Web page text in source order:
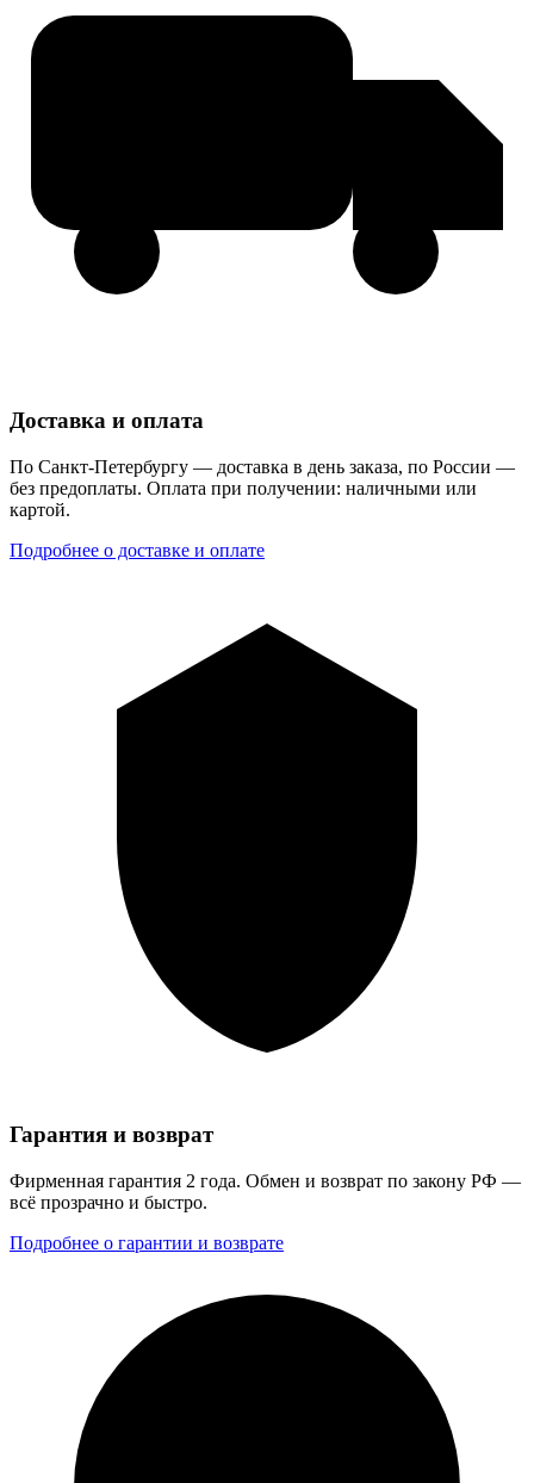
Доставка и оплата
По Санкт-Петербургу — доставка в день заказа, по России —
без предоплаты. Оплата при получении: наличными или
картой.
Подробнее о доставке и оплате
Гарантия и возврат
Фирменная гарантия 2 года. Обмен и возврат по закону РФ —
всё прозрачно и быстро.
Подробнее о гарантии и возврате